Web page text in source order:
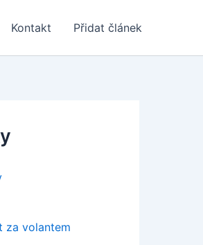
Kontakt Přidat článek
za volantem